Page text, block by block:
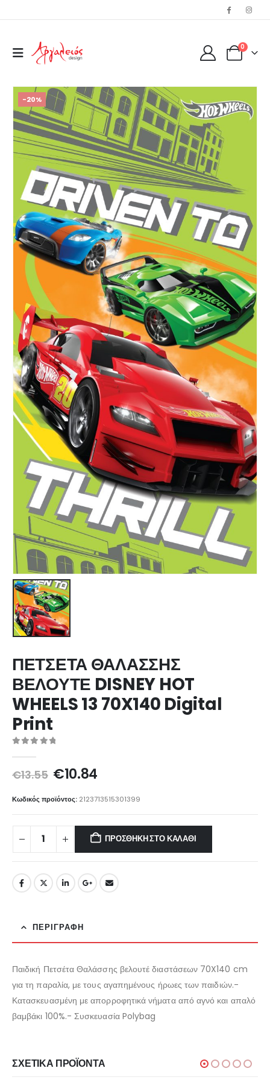
0
-20%
ΠΕΤΣΕΤΑ ΘΑΛΑΣΣΗΣ
ΒΕΛΟΥΤΕ DISNEY HOT
WHEELS 13 70X140 Digital
Print
€13.55 Original
was:
€13.55.
€10.84Η
τιμή
είναι:
€10.84.
Κωδικός προϊόντος: 2123713515301399
ΠΡΟΣΘΉΚΗ ΣΤΟ ΚΑΛΆΘΙ
ΠΕΡΙΓΡΑΦΉ
Παιδική Πετσέτα Θαλάσσης βελουτέ διαστάσεων 70X140 cm
για τη παραλία, με τους αγαπημένους ήρωες των παιδιών.-
Κατασκευασμένη με απορροφητικά νήματα από αγνό και απαλό
βαμβάκι 100%.- Συσκευασία Polybag
ΣΧΕΤΙΚΆ ΠΡΟΪΌΝΤΑ